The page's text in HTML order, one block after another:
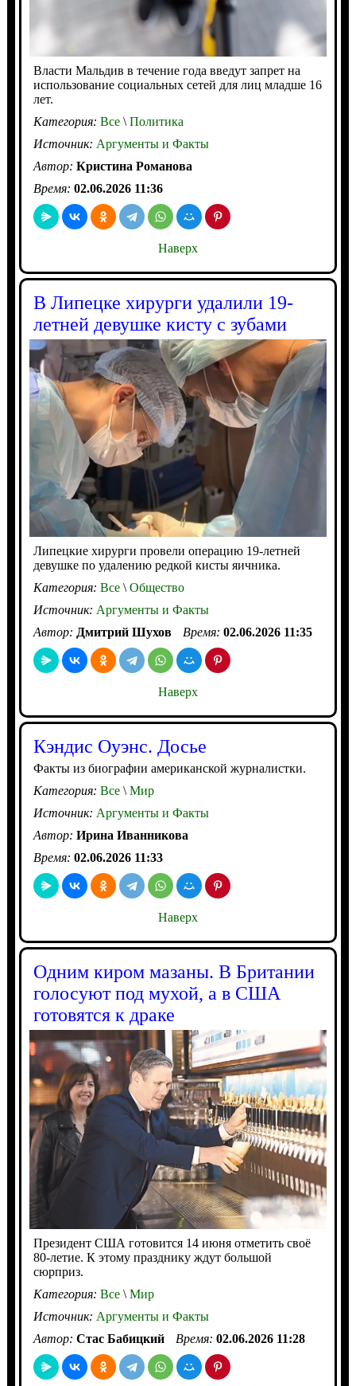
Власти Мальдив в течение года введут запрет на
использование социальных сетей для лиц младше 16
лет.
Категория: Все\Политика
Источник: Аргументы и Факты
Автор: Кристина Романова
Время: 02.06.2026 11:36
Наверх
В Липецке хирурги удалили 19-
летней девушке кисту с зубами
Липецкие хирурги провели операцию 19-летней
девушке по удалению редкой кисты яичника.
Категория: Все\Общество
Источник: Аргументы и Факты
Автор: Дмитрий Шухов Время: 02.06.2026 11:35
Наверх
Кэндис Оуэнс. Досье
Факты из биографии американской журналистки.
Категория: Все\Мир
Источник: Аргументы и Факты
Автор: Ирина Иванникова
Время: 02.06.2026 11:33
Наверх
Одним киром мазаны. В Британии
голосуют под мухой, а в США
готовятся к драке
Президент США готовится 14 июня отметить своё
80-летие. К этому празднику ждут большой
сюрприз.
Категория: Все\Мир
Источник: Аргументы и Факты
Автор: Стас Бабицкий Время: 02.06.2026 11:28